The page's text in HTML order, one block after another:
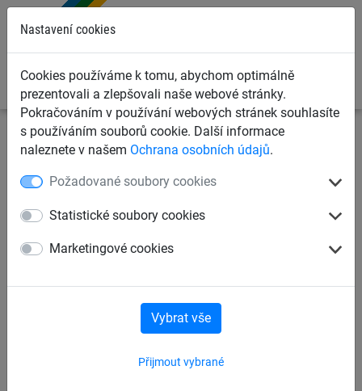
Nastavení cookies
Cookies používáme k tomu, abychom optimálně
prezentovali a zlepšovali naše webové stránky.
Pokračováním v používání webových stránek souhlasíte
s používáním souborů cookie. Další informace
naleznete v našem Ochrana osobních údajů.
Požadované soubory cookies
Statistické soubory cookies
Marketingové cookies
Přijmout vybrané
Vybrat vše
Dětská lanová hřiště
Šplhací sítě, žebříky, lana
Plastová kulatá očnice, pro
lano Herkules Ø 16 mm, Ø 18